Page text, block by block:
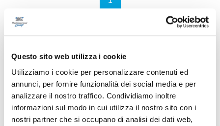
Questo sito web utilizza i cookie
Utilizziamo i cookie per personalizzare contenuti ed
annunci, per fornire funzionalità dei social media e per
analizzare il nostro traffico. Condividiamo inoltre
informazioni sul modo in cui utilizza il nostro sito con i
nostri partner che si occupano di analisi dei dati web,
Pubblicità